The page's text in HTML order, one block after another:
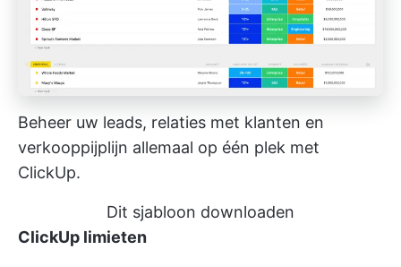
Beheer uw leads, relaties met klanten en
verkooppijplijn allemaal op één plek met
ClickUp.
Dit sjabloon downloaden
ClickUp limieten